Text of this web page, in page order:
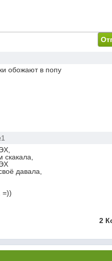
обожают в попу
давала,
=))
2